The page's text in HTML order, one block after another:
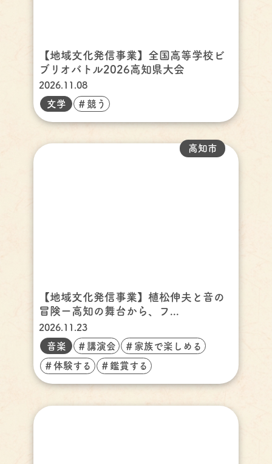
【地域文化発信事業】全国高等学校ビ
ブリオバトル2026高知県大会
2026.11.08
文学
＃競う
【地域文化発信事業】植松伸夫と音の
冒険ー高知の舞台から、フ...
高知市
2026.11.23
音楽
＃講演会 ＃家族で楽しめる
＃体験する ＃鑑賞する